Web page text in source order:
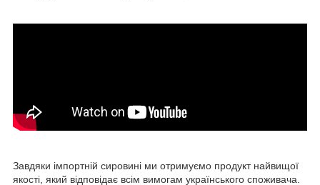
Завдяки імпортній сировині ми отримуємо продукт найвищої
якості, який відповідає всім вимогам українського споживача.